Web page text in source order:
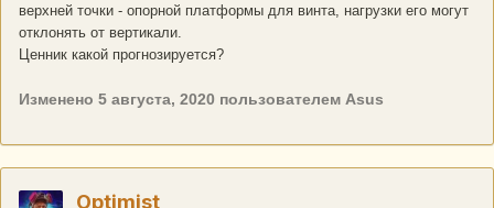
верхней точки - опорной платформы для винта, нагрузки его могут
отклонять от вертикали.
Ценник какой прогнозируется?
Изменено 5 августа, 2020 пользователем Asus
Optimist